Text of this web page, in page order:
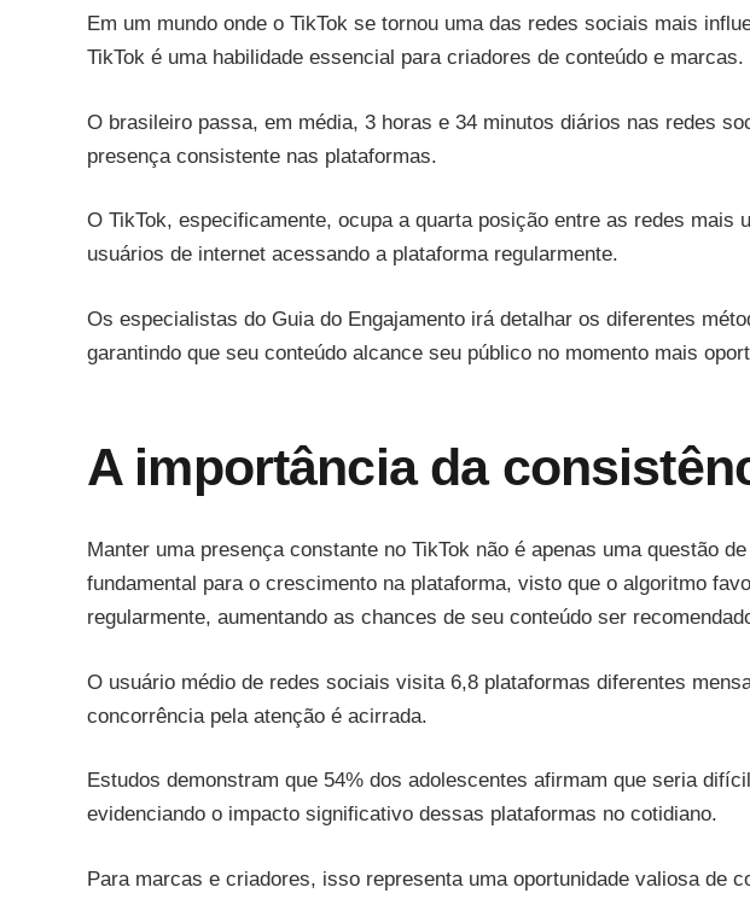
Em um mundo onde o TikTok se tornou uma das redes sociais mais
TikTok é uma habilidade essencial para criadores de conteúdo e marcas.
O brasileiro passa, em média, 3 horas e 34 minutos diários nas redes
presença consistente nas plataformas.
O TikTok, especificamente, ocupa a quarta posição entre as redes mais
usuários de internet acessando a plataforma regularmente.
Os especialistas do Guia do Engajamento irá detalhar os diferentes
garantindo que seu conteúdo alcance seu público no momento mais
A importância da
Manter uma presença constante no TikTok não é apenas uma questão
fundamental para o crescimento na plataforma, visto que o algoritmo
regularmente, aumentando as chances de seu conteúdo ser
O usuário médio de redes sociais visita 6,8 plataformas diferentes
concorrência pela atenção é acirrada.
Estudos demonstram que 54% dos adolescentes afirmam que seria
evidenciando o impacto significativo dessas plataformas no cotidiano.
Para marcas e criadores, isso representa uma oportunidade valiosa de